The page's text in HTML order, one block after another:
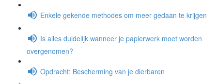
Enkele gekende methodes om meer gedaan te krijgen
Is alles duidelijk wanneer je papierwerk moet worden
overgenomen?
Opdracht: Bescherming van je dierbaren